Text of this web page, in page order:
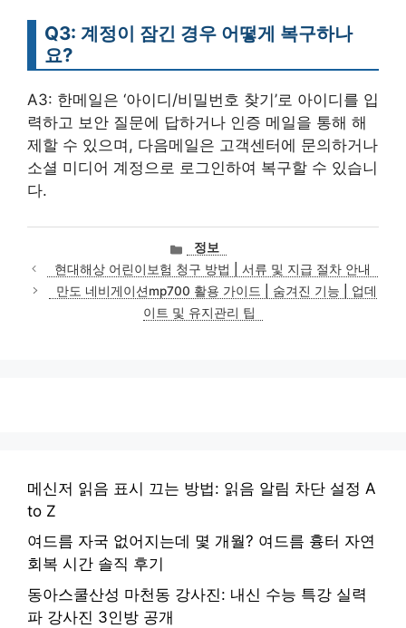
Q3: 계정이 잠긴 경우 어떻게 복구하나
요?
A3: 한메일은 ‘아이디/비밀번호 찾기’로 아이디를 입
력하고 보안 질문에 답하거나 인증 메일을 통해 해
제할 수 있으며, 다음메일은 고객센터에 문의하거나
소셜 미디어 계정으로 로그인하여 복구할 수 있습니
다.
카
테
고
리
정보
현대해상 어린이보험 청구 방법 | 서류 및 지급 절차 안내
만도 네비게이션mp700 활용 가이드 | 숨겨진 기능 | 업데
이트 및 유지관리 팁
메신저 읽음 표시 끄는 방법: 읽음 알림 차단 설정 A
to Z
여드름 자국 없어지는데 몇 개월? 여드름 흉터 자연
회복 시간 솔직 후기
동아스쿨산성 마천동 강사진: 내신 수능 특강 실력
파 강사진 3인방 공개